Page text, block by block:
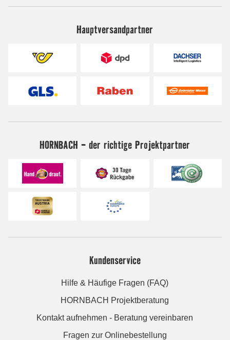
Hauptversandpartner
HORNBACH - der richtige Projektpartner
Kundenservice
Hilfe & Häufige Fragen (FAQ)
HORNBACH Projektberatung
Kontakt aufnehmen - Beratung vereinbaren
Fragen zur Onlinebestellung